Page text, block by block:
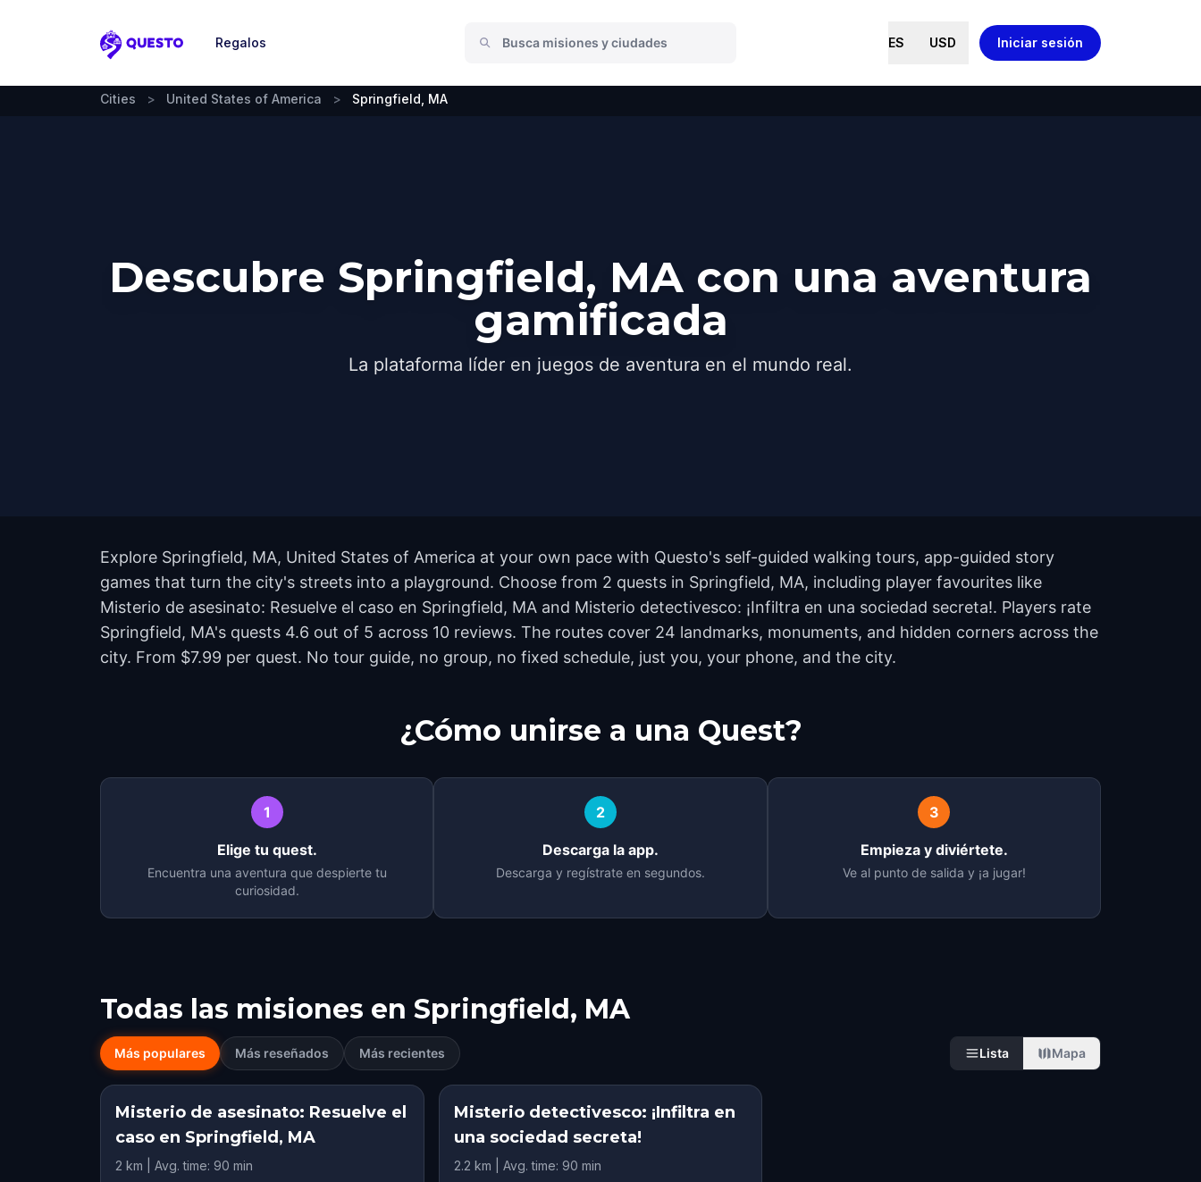
Questo
Regalos ES USD Iniciar sesión
Cities > United States of America > Springfield, MA
Descubre Springfield, MA con una aventura
gamificada
La plataforma líder en juegos de aventura en el mundo real.
Explore Springfield, MA, United States of America at your own pace with Questo's self-guided walking tours, app-guided story
games that turn the city's streets into a playground. Choose from 2 quests in Springfield, MA, including player favourites like
Misterio de asesinato: Resuelve el caso en Springfield, MA and Misterio detectivesco: ¡Infiltra en una sociedad secreta!. Players rate
Springfield, MA's quests 4.6 out of 5 across 10 reviews. The routes cover 24 landmarks, monuments, and hidden corners across the
city. From $7.99 per quest. No tour guide, no group, no fixed schedule, just you, your phone, and the city.
¿Cómo unirse a una Quest?
1
Elige tu quest.
Encuentra una aventura que despierte tu
curiosidad.
2
Descarga la app.
Descarga y regístrate en segundos.
3
Empieza y diviértete.
Ve al punto de salida y ¡a jugar!
Todas las misiones en Springfield, MA
Más populares Más reseñados Más recientes Lista Mapa
Misterio de asesinato: Resuelve el
caso en Springfield, MA
2 km | Avg. time: 90 min
Misterio detectivesco: ¡Infiltra en
una sociedad secreta!
2.2 km | Avg. time: 90 min